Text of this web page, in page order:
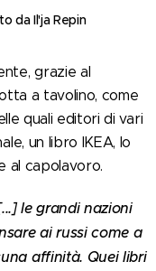
da Il'ja Repin
grazie al
a tavolino, come
quali editori di vari
un libro IKEA, lo
al capolavoro.
le grandi nazioni
ai russi come a
affinità. Quei libri